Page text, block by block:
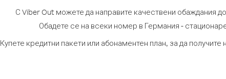
С Viber Out можете да направите качествени обаждания
Обадете се на всеки номер в Германия -
Купете кредитни пакети или абонаментен план, за да